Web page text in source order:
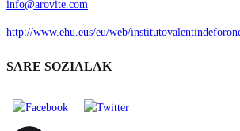
info@arovite.com
http://www.ehu.eus/eu/web/
SARE SOZIALAK